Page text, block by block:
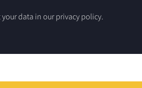
your data in our privacy policy.